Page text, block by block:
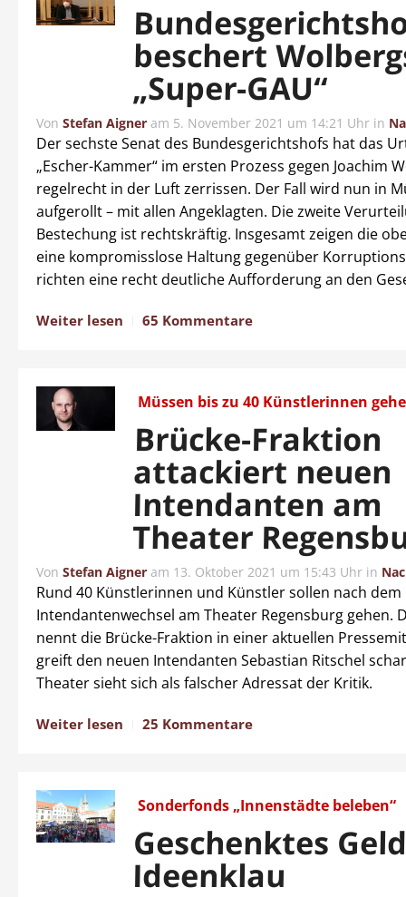
beschert
„Super-GAU“
Von Stefan Aigner am 5. November 2021 um 14:21 Uhr in
Der sechste Senat des Bundesgerichtshofs hat das
„Escher-Kammer“ im ersten Prozess gegen Joachim
regelrecht in der Luft zerrissen. Der Fall wird nun in
aufgerollt – mit allen Angeklagten. Die zweite
Bestechung ist rechtskräftig. Insgesamt zeigen die
eine kompromisslose Haltung gegenüber
richten eine recht deutliche Aufforderung an den
Weiter lesen 65 Kommentare
Müssen bis zu 40 Künstlerinnen
Brücke-Fraktion
attackiert neuen
Intendanten am
Theater
Von Stefan Aigner am 13. Oktober 2021 um 15:43 Uhr in
Rund 40 Künstlerinnen und Künstler sollen nach dem
Intendantenwechsel am Theater Regensburg gehen.
nennt die Brücke-Fraktion in einer aktuellen
greift den neuen Intendanten Sebastian Ritschel
Theater sieht sich als falscher Adressat der Kritik.
Weiter lesen 25 Kommentare
Sonderfonds „Innenstädte beleben“
Geschenktes
Ideenklau